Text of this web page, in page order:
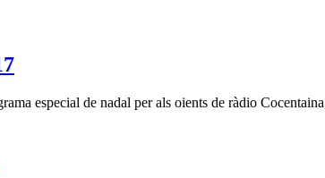
especial de nadal per als oients de ràdio